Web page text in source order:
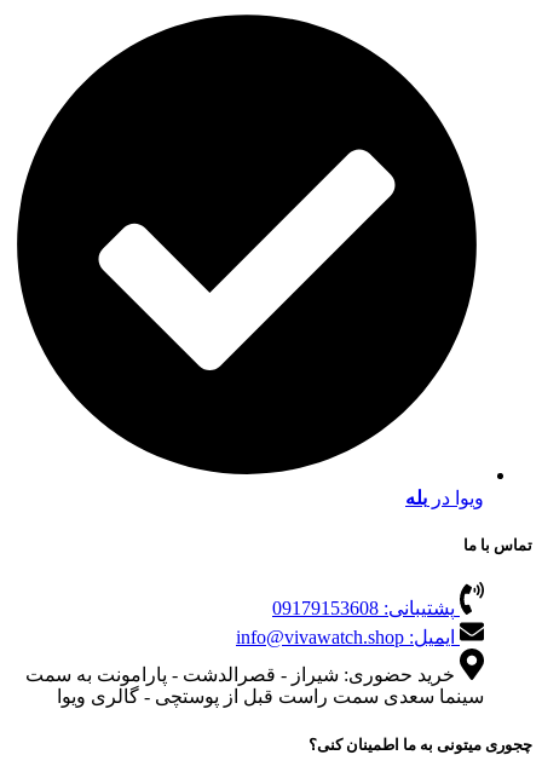
ویوا در بله
تماس با ما
پشتیبانی: 09179153608
ایمیل: info@vivawatch.shop
خرید حضوری: شیراز - قصرالدشت - پارامونت به سمت
سینما سعدی سمت راست قبل از پوستچی - گالری ویوا
چجوری میتونی به ما اطمینان کنی؟